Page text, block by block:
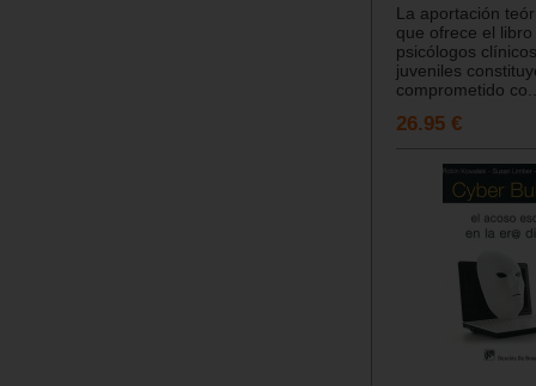
La aportación
que ofrece el
psicólogos
juveniles
comprometido
26.95 €